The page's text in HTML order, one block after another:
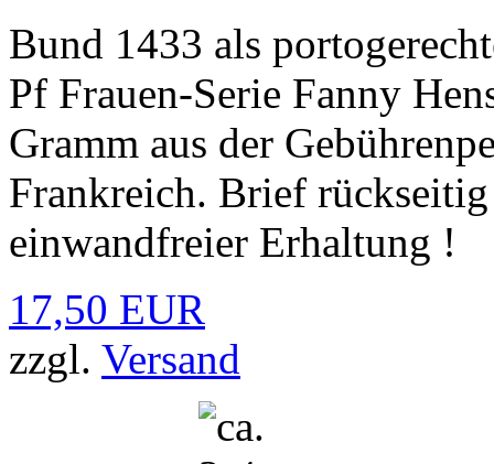
Bund 1433 als
Pf Frauen-Serie Fanny
Gramm aus der
Frankreich. Brief
einwandfreier Erhaltung !
17,50 EUR
zzgl. Versand